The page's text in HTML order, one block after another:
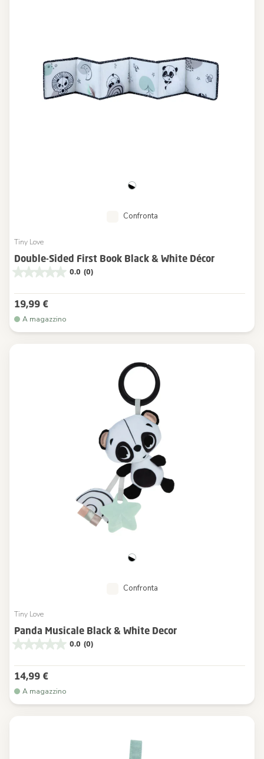
Confronta
Tiny Love
Double-Sided First Book Black & White Décor
0.0 (0)
19,99 €
A magazzino
Confronta
Tiny Love
Panda Musicale Black & White Decor
0.0 (0)
14,99 €
A magazzino